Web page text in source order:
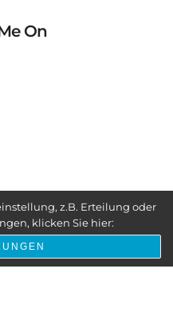
On
z.B. Erteilung oder
klicken Sie hier: